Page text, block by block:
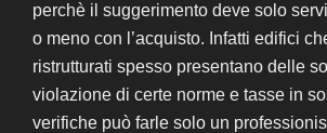
perchè il suggerimento deve solo
o meno con l’acquisto. Infatti edifici
ristrutturati spesso presentano delle
violazione di certe norme e tasse in
verifiche può farle solo un